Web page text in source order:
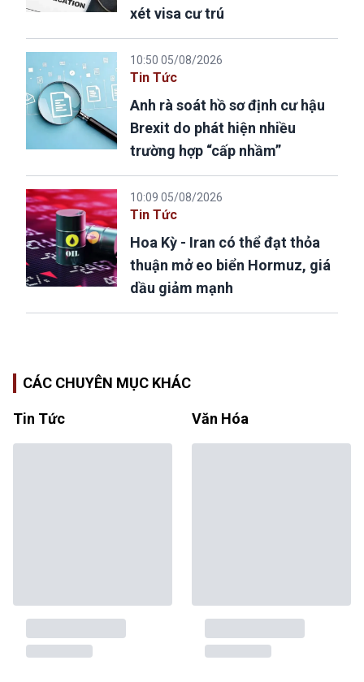
xét visa cư trú
10:50 05/08/2026
Tin Tức
Anh rà soát hồ sơ định cư hậu
Brexit do phát hiện nhiều
trường hợp “cấp nhầm”
10:09 05/08/2026
Tin Tức
Hoa Kỳ - Iran có thể đạt thỏa
thuận mở eo biển Hormuz, giá
dầu giảm mạnh
CÁC CHUYÊN MỤC KHÁC
Tin Tức Văn Hóa